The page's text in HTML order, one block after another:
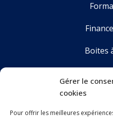
Gérer le
cookies
Pour offrir les meilleures
Boites
LE CDOS